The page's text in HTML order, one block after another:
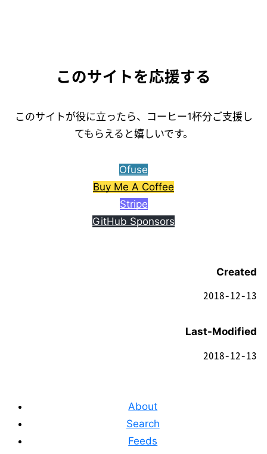
このサイトを応援する
このサイトが役に立ったら、コーヒー1杯分ご支援し
てもらえると嬉しいです。
Ofuse
Buy Me A Coffee
Stripe
GitHub Sponsors
Created
2018-12-13
Last-Modified
2018-12-13
About
Search
Feeds